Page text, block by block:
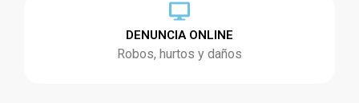
DENUNCIA ONLINE
Robos, hurtos y daños